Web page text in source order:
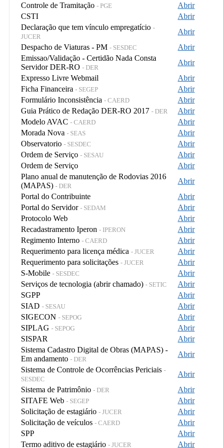
Controle de Tramitação - PGE
Abrir
CSTI
Abrir
Declaração que tem vínculo empregatício -
JUCER
Abrir
Despacho de Viaturas - PM - SESDEC
Abrir
Emissao/Validação - Certidão Nada Consta
Servidor DER-RO - DER
Abrir
Expresso Livre Webmail
Abrir
Ficha Financeira - SEGEP
Abrir
Formulário Inconsistência - CAERD
Abrir
Guia Prático de Redação DER-RO 2017 - DER
Abrir
Modelo AVAC - CAERD
Abrir
Morada Nova - SEAS
Abrir
Observatorio - SESDEC
Abrir
Ordem de Serviço - SESAU
Abrir
Ordem de Serviço
Abrir
Plano anual de manutenção de Rodovias 2016
(MAPAS) - DER
Abrir
Portal do Contribuinte
Abrir
Portal do Servidor - SEDAM
Abrir
Protocolo Web
Abrir
Recadastramento Iperon - IPERON
Abrir
Regimento Interno - CAERD
Abrir
Requerimento para licença médica - JUCER
Abrir
Requerimento para solicitações - JUCER
Abrir
S-Mobile - SESDEC
Abrir
Serviços de tecnologia (abrir chamado) - SETIC
Abrir
SGPP
Abrir
SIAD - SESAU
Abrir
SIGECON - SEPOG
Abrir
SIPLAG - SEPOG
Abrir
SISPAR
Abrir
Sistema Cadastro Digital de Obras (MAPAS) -
Em andamento - DER
Abrir
Sistema de Controle de Ocorrências Periciais -
SESDEC
Abrir
Sistema de Patrimônio - DER
Abrir
SITAFE Web - SEGEP
Abrir
Solicitação de estagiário - JUCER
Abrir
Solicitação de veículos - CAERD
Abrir
SPP
Abrir
Termo aditivo de estagiário - JUCER Abrir